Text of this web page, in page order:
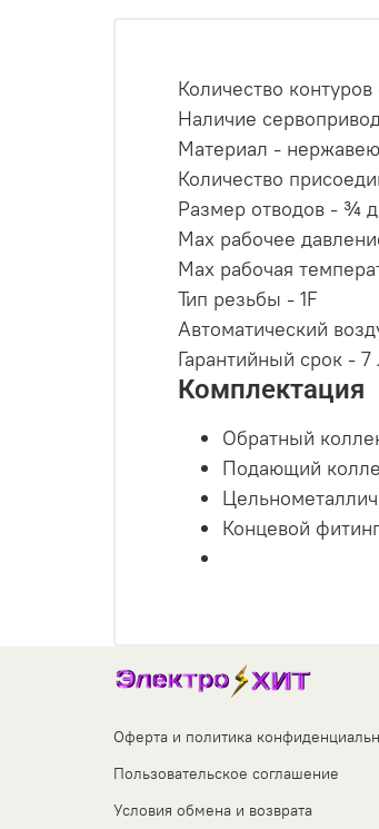
Количество
Наличие
Материал -
Количество
Размер отводов - ¾
Мах рабочее
Мах рабочая
Тип резьбы - 1F
Автоматический
Гарантийный срок - 7
Комплектация
Обратный
Подающий
Концевой
Оферта и политика
Пользовательское соглашение
Условия обмена и возврата